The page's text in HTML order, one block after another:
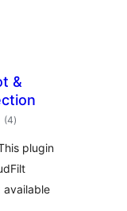
&
(4valoracións
totais
)
plugin